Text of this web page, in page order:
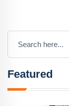
Featured